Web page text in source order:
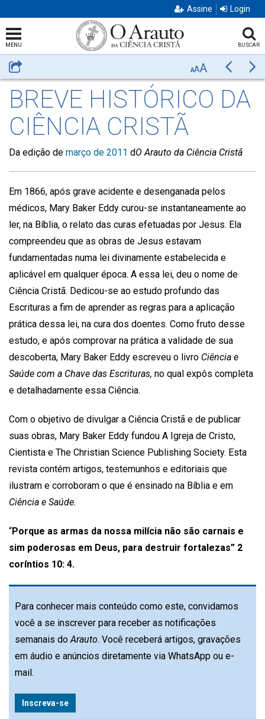
Assine Login
MENU BUSCAR
Compartilhar AAA Anterior
BREVE HISTÓRICO DA
CIÊNCIA CRISTÃ
Da edição de março de 2011 dO Arauto da Ciência Cristã
Em 1866, após grave acidente e desenganada pelos
médicos, Mary Baker Eddy curou-se instantaneamente ao
ler, na Bíblia, o relato das curas efetuadas por Jesus. Ela
compreendeu que as obras de Jesus estavam
fundamentadas numa lei divinamente estabelecida e
aplicável em qualquer época. A essa lei, deu o nome de
Ciência Cristã. Dedicou-se ao estudo profundo das
Escrituras a fim de aprender as regras para a aplicação
prática dessa lei, na cura dos doentes. Como fruto desse
estudo, e após comprovar na prática a validade de sua
descoberta, Mary Baker Eddy escreveu o livro Ciência e
Saúde com a Chave das Escrituras, no qual expôs completa
e detalhadamente essa Ciência.
Com o objetivo de divulgar a Ciência Cristã e de publicar
suas obras, Mary Baker Eddy fundou A Igreja de Cristo,
Cientista e The Christian Science Publishing Society. Esta
revista contém artigos, testemunhos e editoriais que
ilustram e corroboram o que é ensinado na Bíblia e em
Ciência e Saúde.
“Porque as armas da nossa milícia não são carnais e
sim poderosas em Deus, para destruir fortalezas” 2
coríntios 10: 4.
Para conhecer mais conteúdo como este, convidamos
você a se inscrever para receber as notificações
semanais doArauto. Você receberá artigos, gravações
em áudio e anúncios diretamente via WhatsApp ou e-
mail.
Inscreva-se